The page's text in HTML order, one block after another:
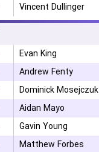
Vincent Dullinger
Evan King
Andrew Fenty
Dominick Mosejczuk
Aidan Mayo
Gavin Young
Matthew Forbes